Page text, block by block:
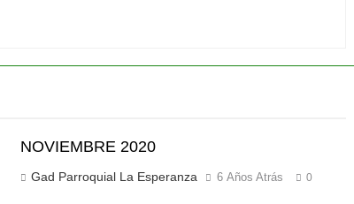
NOVIEMBRE 2020
Gad Parroquial La Esperanza 6 Años Atrás 0